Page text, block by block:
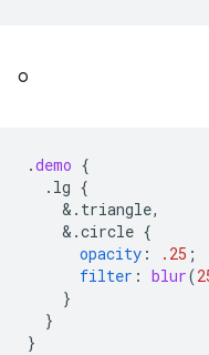
o
.demo {
.lg {
& .triangle,
& .circle {
opacity : .25 ;
filter : blur(
}
}
}